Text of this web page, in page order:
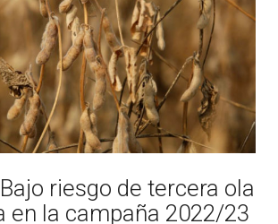
riesgo de tercera ola
en la campaña 2022/23